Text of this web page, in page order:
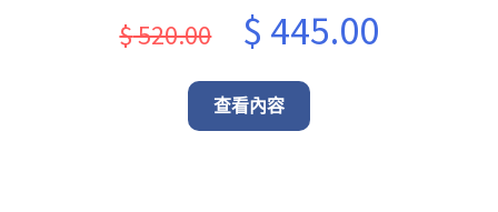
$520.00
Original
price
was:
$ 445.00Current
查看內容